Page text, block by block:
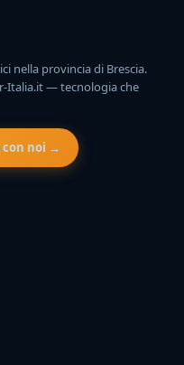
nella provincia di Brescia.
Italia.it — tecnologia che
con noi →